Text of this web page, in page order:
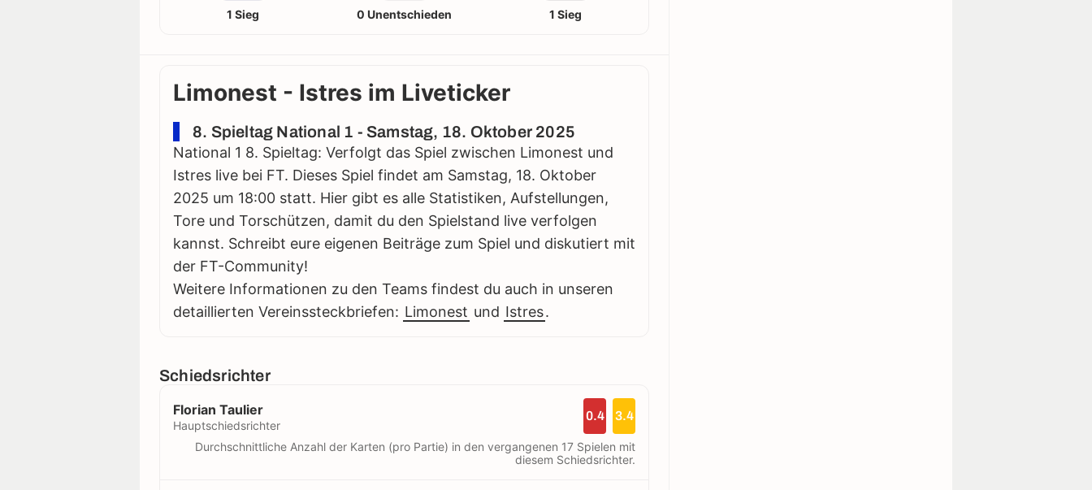
1 Sieg 0 Unentschieden 1 Sieg
Limonest - Istres im Liveticker
8. Spieltag National 1 - Samstag, 18. Oktober 2025
National 1 8. Spieltag: Verfolgt das Spiel zwischen Limonest und
Istres live bei FT. Dieses Spiel findet am Samstag, 18. Oktober
2025 um 18:00 statt. Hier gibt es alle Statistiken, Aufstellungen,
Tore und Torschützen, damit du den Spielstand live verfolgen
kannst. Schreibt eure eigenen Beiträge zum Spiel und diskutiert mit
der FT-Community!
Weitere Informationen zu den Teams findest du auch in unseren
detaillierten Vereinssteckbriefen: Limonest und Istres.
Schiedsrichter
Florian Taulier
Hauptschiedsrichter
0.4 3.4
Durchschnittliche Anzahl der Karten (pro Partie) in den vergangenen 17 Spielen mit
diesem Schiedsrichter.